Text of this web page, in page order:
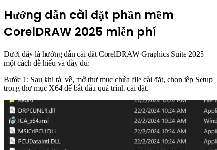
Hướng dẫn cài đặt phần mềm
CorelDRAW 2025 miễn phí
Dưới đây là hướng dẫn cài đặt CorelDRAW Graphics Suite 2025
một cách dễ hiểu và đầy đủ:
Bước 1: Sau khi tải về, mở thư mục chứa file cài đặt, chọn tệp Setup
trong thư mục X64 để bắt đầu quá trình cài đặt.